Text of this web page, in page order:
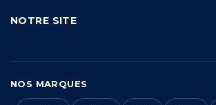
NOTRE SITE
NOS MARQUES